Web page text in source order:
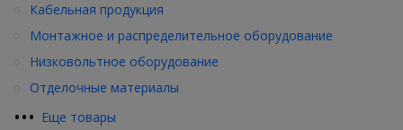
••• Еще товары
Кабельная продукция
Монтажное и распределительное оборудование
Низковольтное оборудование
Отделочные материалы